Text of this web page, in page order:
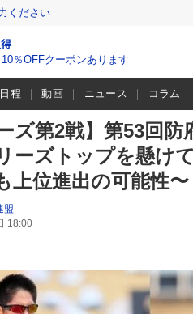
ください
10％OFFクーポンあります
程 動画 ニュース コラム
ズ第2戦】第53回
ーズトップを懸け
上位進出の可能性〜
盟
18:00